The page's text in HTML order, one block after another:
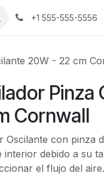
+1 555-555-5556
20W - 22 cm
Pinza
Cornwall
Oscilante con pinza
interior debido a su
el flujo del